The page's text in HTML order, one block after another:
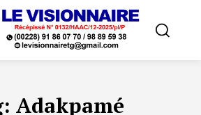
Adakpamé